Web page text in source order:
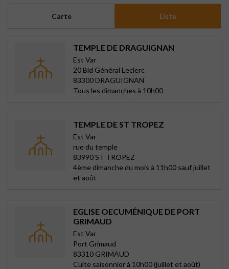
Carte Liste
TEMPLE DE DRAGUIGNAN
Est Var
20 Bld Général Leclerc
83300 DRAGUIGNAN
Tous les dimanches à 10h00
TEMPLE DE ST TROPEZ
Est Var
rue du temple
83990 ST TROPEZ
4ème dimanche du mois à 11h00 sauf juillet
et août
EGLISE OECUMÉNIQUE DE PORT
GRIMAUD
Est Var
Port Grimaud
83310 GRIMAUD
Culte saisonnier à 10h00 (juillet et août)